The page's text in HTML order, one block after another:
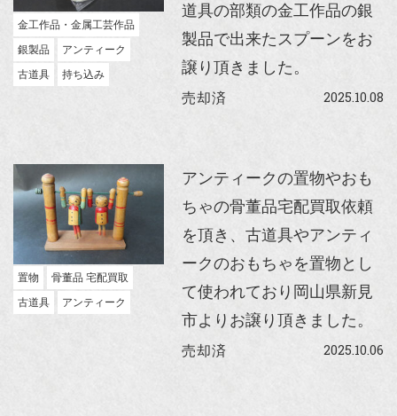
金工作品・金属工芸作品
銀製品
アンティーク
古道具
持ち込み
道具の部類の金工作品の銀
製品で出来たスプーンをお
譲り頂きました。
売却済 2025.10.08
置物
骨董品 宅配買取
古道具
アンティーク
アンティークの置物やおも
ちゃの骨董品宅配買取依頼
を頂き、古道具やアンティ
ークのおもちゃを置物とし
て使われており岡山県新見
市よりお譲り頂きました。
売却済 2025.10.06